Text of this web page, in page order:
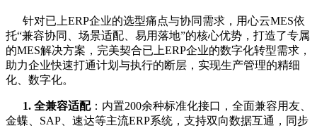
针对已上ERP企业的选型痛点与协同需求，用心云MES依
托“兼容协同、场景适配、易用落地”的核心优势，打造了专属
的MES解决方案，完美契合已上ERP企业的数字化转型需求，
助力企业快速打通计划与执行的断层，实现生产管理的精细
化、数字化。
1. 全兼容适配：内置200余种标准化接口，全面兼容用友、
金蝶、SAP、速达等主流ERP系统，支持双向数据互通，同步